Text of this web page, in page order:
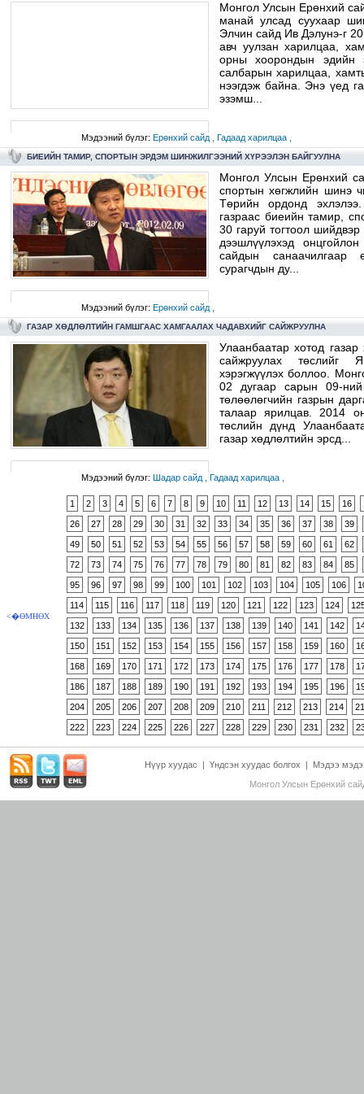
Монгол Улсын Ерөнхий
манай улсад суухаар
Элчин сайд Ив Дэлунэ-г
авч уулзан харилцаа,
орны хоорондын эдийн
салбарын харилцаа,
нээгдэж байна. Энэ үед
эзэмш...
Мэдээний бүлэг: Ерөнхий сайд , Гадаад харилцаа ,
БИЕИЙН ТАМИР, СПОРТЫН ЭРДЭМ ШИНЖИЛГЭЭНИЙ ХҮРЭЭЛЭН БАЙГУУЛНА
Монгол Улсын Ерөнхий
спортын хөгжлийн шинэ
Төрийн ордонд
газраас биеийн тамир,
30 гаруй тогтоол
дээшлүүлэхэд
сайдын санаачилгаар
сурагчдын ду...
Мэдээний бүлэг: Ерөнхий сайд ,
ГАЗАР ХӨДЛӨЛТИЙН ГАМШГААС ХАМГААЛАХ ЧАДАВХИЙГ САЙЖРУУЛНА
Улаанбаатар хотод
сайжруулах төслийг
хэрэгжүүлэх боллоо.
02 дугаар сарын 09-
төлөөлөгчийн газрын
талаар ярилцав. 2014
төслийн дүнд
газар хөдлөлтийн эрсд...
Мэдээний бүлэг: Шадар сайд , Гадаад харилцаа ,
<�ӨМНӨХ
1 2 3 4 5 6 7 8 9 10 11 12 13 14 15 16
26 27 28 29 30 31 32 33 34 35 36 37 38 39
49 50 51 52 53 54 55 56 57 58 59 60 61 62
72 73 74 75 76 77 78 79 80 81 82 83 84 85
95 96 97 98 99 100 101 102 103 104 105 106
114 115 116 117 118 119 120 121 122 123 124
132 133 134 135 136 137 138 139 140 141 142
150 151 152 153 154 155 156 157 158 159 160
168 169 170 171 172 173 174 175 176 177 178
186 187 188 189 190 191 192 193 194 195 196
204 205 206 207 208 209 210 211 212 213 214
222 223 224 225 226 227 228 229 230 231 232
Нүүр хуудас | Үндсэн хуудас болгох |
Мэдээ
Монгол Улсын Ерөнхий